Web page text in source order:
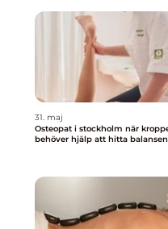
31. maj
Osteopat i stockholm när kroppen
behöver hjälp att hitta balansen